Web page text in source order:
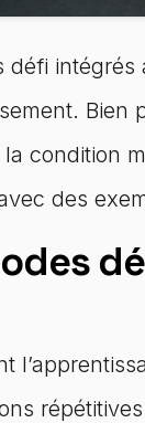
défi
Bien
la condition
des